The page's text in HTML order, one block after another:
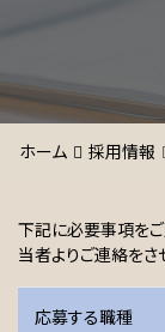
ホーム 採用情報
下記に必要事項をご
当者よりご連絡をさ
応募する職種